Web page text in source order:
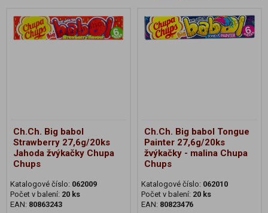
Ch.Ch. Big babol
Strawberry 27,6g/20ks
Jahoda žvýkačky Chupa
Chups
Katalogové číslo: 062009
Počet v balení: 20 ks
EAN: 80863243
Ch.Ch. Big babol Tongue
Painter 27,6g/20ks
žvýkačky - malina Chupa
Chups
Katalogové číslo: 062010
Počet v balení: 20 ks
EAN: 80823476